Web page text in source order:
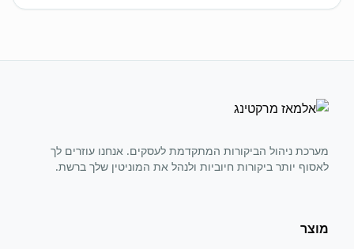
מערכת ניהול הביקורות המתקדמת לעסקים. אנחנו עוזרים לך
לאסוף יותר ביקורות חיוביות ולנהל את המוניטין שלך ברשת.
מוצר